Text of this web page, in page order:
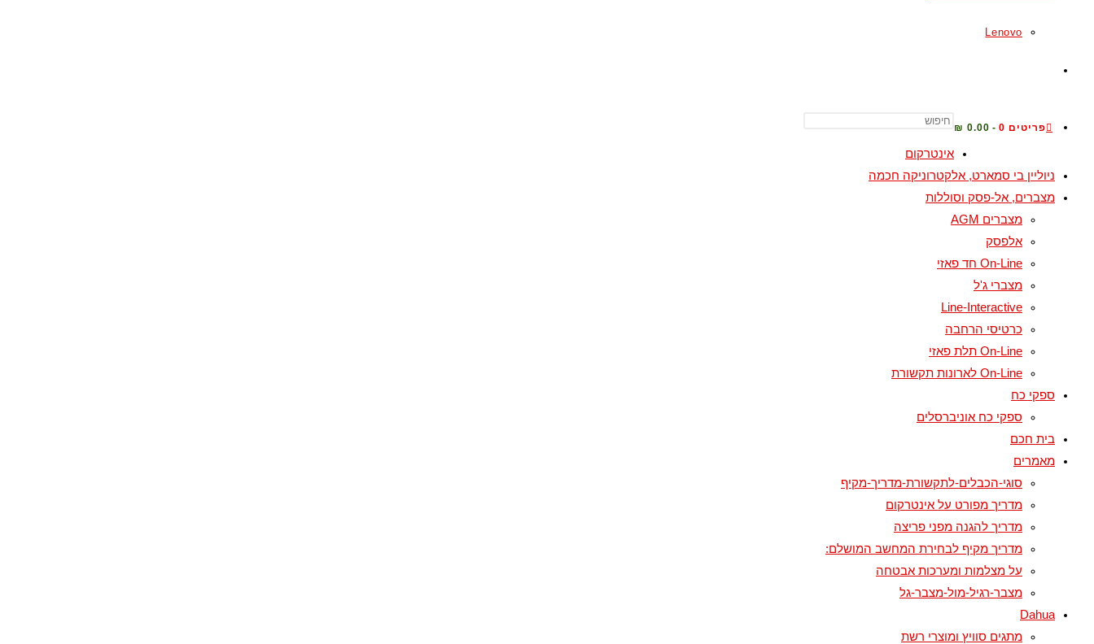
Lenovo
WEBSITE
SEARCH
פריטים 0 0.00 ₪
אינטרקום
ניוליין בי סמארט, אלקטרוניקה חכמה
מצברים, אל-פסק וסוללות
מצברים AGM
אלפסק
On-Line חד פאזי
מצברי ג'ל
Line-Interactive
כרטיסי הרחבה
On-Line תלת פאזי
On-Line לארונות תקשורת
ספקי כח
ספקי כח אוניברסלים
בית חכם
מאמרים
סוגי-הכבלים-לתקשורת-מדריך-מקיף
מדריך מפורט על אינטרקום
מדריך להגנה מפני פריצה
מדריך מקיף לבחירת המחשב המושלם:
על מצלמות ומערכות אבטחה
מצבר-רגיל-מול-מצבר-גל
Dahua
מתגים סוויץ ומוצרי רשת